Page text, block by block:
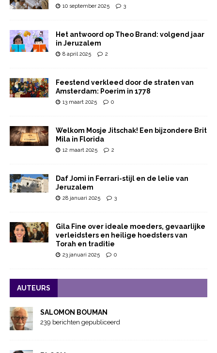
10 september 2025 3
Het antwoord op Theo Brand: volgend jaar
in Jeruzalem
8 april 2025 2
Feestend verkleed door de straten van
Amsterdam: Poerim in 1778
13 maart 2025 0
Welkom Mosje Jitschak! Een bijzondere Brit
Mila in Florida
12 maart 2025 2
Daf Jomi in Ferrari-stijl en de lelie van
Jeruzalem
28 januari 2025 3
Gila Fine over ideale moeders, gevaarlijke
verleidsters en heilige hoedsters van
Torah en traditie
23 januari 2025 0
AUTEURS
SALOMON BOUMAN
239 berichten gepubliceerd